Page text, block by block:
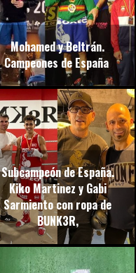
Mohamed y Beltrán.
Campeones de España
Subcampeón de España.
Kiko Martinez y Gabi
Sarmiento con ropa de
BUNK3R,